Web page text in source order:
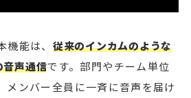
能は、 従来のインカムのような
音声通信です。部門やチーム単位
メンバー全員に一斉に音声を届け